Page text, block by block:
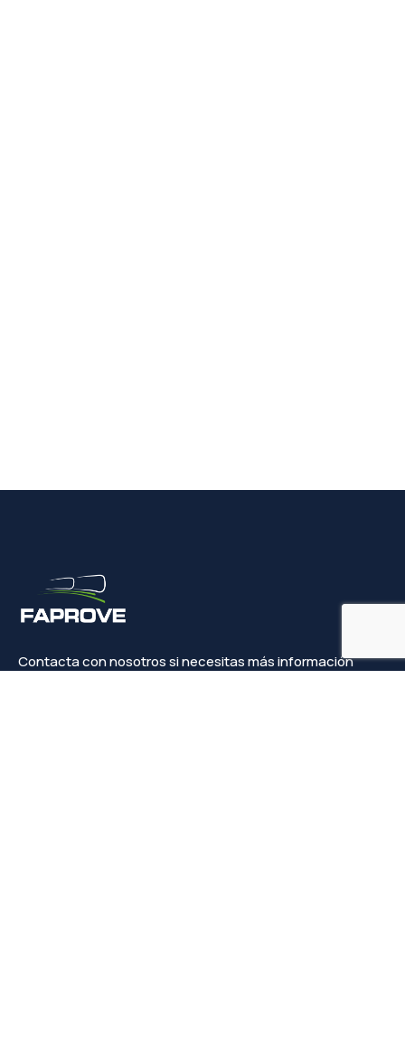
Contacta con nosotros si necesitas más información